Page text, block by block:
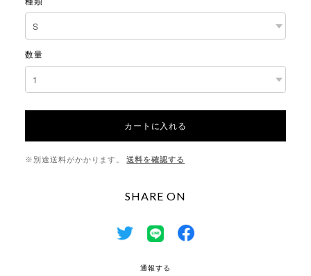
数量
カートに入れる
※別途送料がかかります。 送料を確認する
SHARE ON
通報する